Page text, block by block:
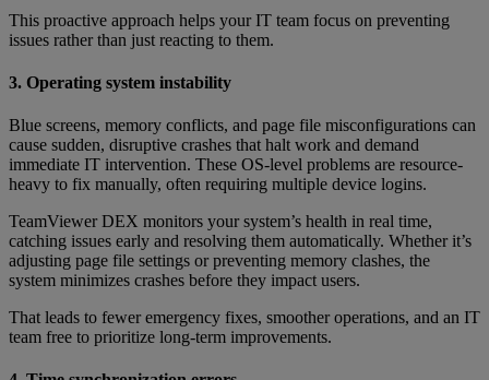
This proactive approach helps your IT team focus on preventing
issues rather than just reacting to them.
3. Operating system instability
Blue screens, memory conflicts, and page file misconfigurations can
cause sudden, disruptive crashes that halt work and demand
immediate IT intervention. These OS-level problems are resource-
heavy to fix manually, often requiring multiple device logins.
TeamViewer DEX monitors your system’s health in real time,
catching issues early and resolving them automatically. Whether it’s
adjusting page file settings or preventing memory clashes, the
system minimizes crashes before they impact users.
That leads to fewer emergency fixes, smoother operations, and an IT
team free to prioritize long-term improvements.